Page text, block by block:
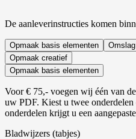
De aanleverinstructies komen
Opmaak basis elementen
Opmaak creatief
Opmaak basis elementen
Voor € 75,- voegen wij één van
uw PDF. Kiest u twee
onderdelen krijgt u een
Bladwijzers (tabjes)